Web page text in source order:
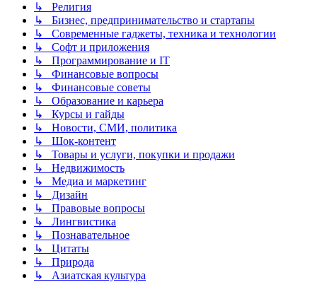
↳ Религия
↳ Бизнес, предпринимательство и стартапы
↳ Современные гаджеты, техника и технологии
↳ Софт и приложения
↳ Программирование и IT
↳ Финансовые вопросы
↳ Финансовые советы
↳ Образование и карьера
↳ Курсы и гайды
↳ Новости, СМИ, политика
↳ Шок-контент
↳ Товары и услуги, покупки и продажи
↳ Недвижимость
↳ Медиа и маркетинг
↳ Дизайн
↳ Правовые вопросы
↳ Лингвистика
↳ Познавательное
↳ Цитаты
↳ Природа
↳ Азиатская культура